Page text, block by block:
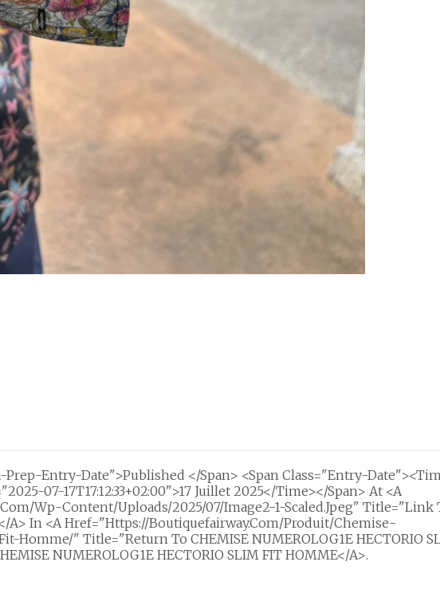
Prep-Entry-Date">Published </span> <span Class="entry-
07-17T17:12:33+02:00">17 Juillet 2025</time></span> At <a
wp-Content/uploads/2025/07/image2-1-Scaled.jpeg" Title="Link
a> In <a Href="https://boutiquefairway.com/produit/chemise-
Homme/" Title="Return To CHEMISE NUMEROLOG1E HECTORIO
NUMEROLOG1E HECTORIO SLIM FIT HOMME</a>.